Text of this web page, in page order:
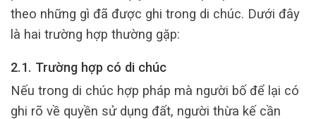
theo những gì đã được ghi trong di chúc. Dưới đây
là hai trường hợp thường gặp:
2.1. Trường hợp có di chúc
Nếu trong di chúc hợp pháp mà người bố để lại có
ghi rõ về quyền sử dụng đất, người thừa kế cần